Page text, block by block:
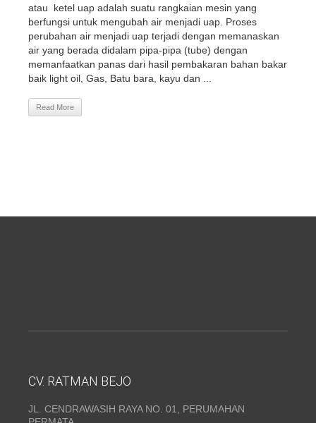
atau ketel uap adalah suatu rangkaian mesin yang
berfungsi untuk mengubah air menjadi uap. Proses
perubahan air menjadi uap terjadi dengan memanaskan
air yang berada didalam pipa-pipa (tube) dengan
memanfaatkan panas dari hasil pembakaran bahan bakar
baik light oil, Gas, Batu bara, kayu dan ...
Read More
CV. RATMAN BEJO
JL. CENDRAWASIH RAYA NO. 01, PERUMAHAN